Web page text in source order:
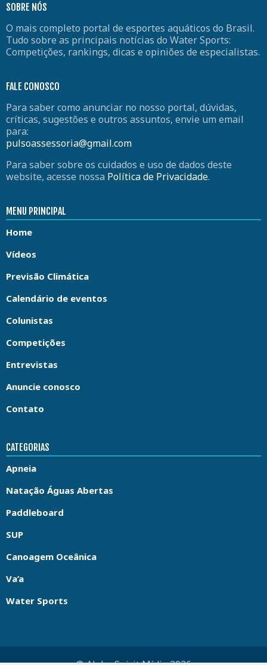
SOBRE NÓS
O mais completo portal de esportes aquáticos do Brasil.
Tudo sobre as principais notícias do Water Sports:
Competições, rankings, dicas e opiniões de especialistas.
FALE CONOSCO
Para saber como anunciar no nosso portal, dúvidas,
críticas, sugestões e outros assuntos, envie um email
para:
pulsoassessoria@gmail.com
Para saber sobre os cuidados e uso de dados deste
website, acesse nossa Política de Privacidade.
MENU PRINCIPAL
Home
Vídeos
Previsão Climática
Calendário de eventos
Colunistas
Competições
Entrevistas
Anuncie conosco
Contato
CATEGORIAS
Apneia
Natação Águas Abertas
Paddleboard
SUP
Canoagem Oceânica
Va’a
Water Sports